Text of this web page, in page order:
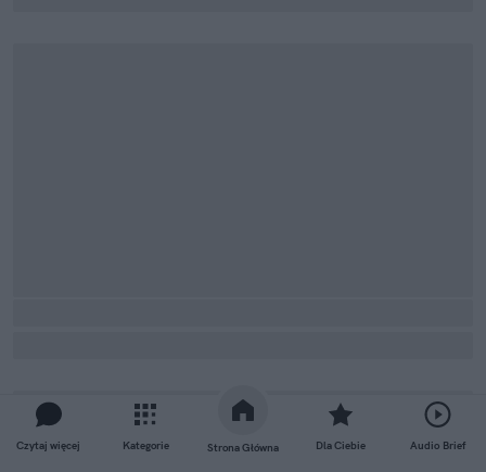
Czytaj więcej Kategorie Strona Główna Dla Ciebie Audio Brief